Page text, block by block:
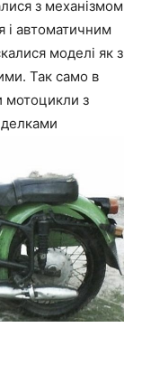
з механізмом
і автоматичним
моделі як з
Так само в
мотоцикли з